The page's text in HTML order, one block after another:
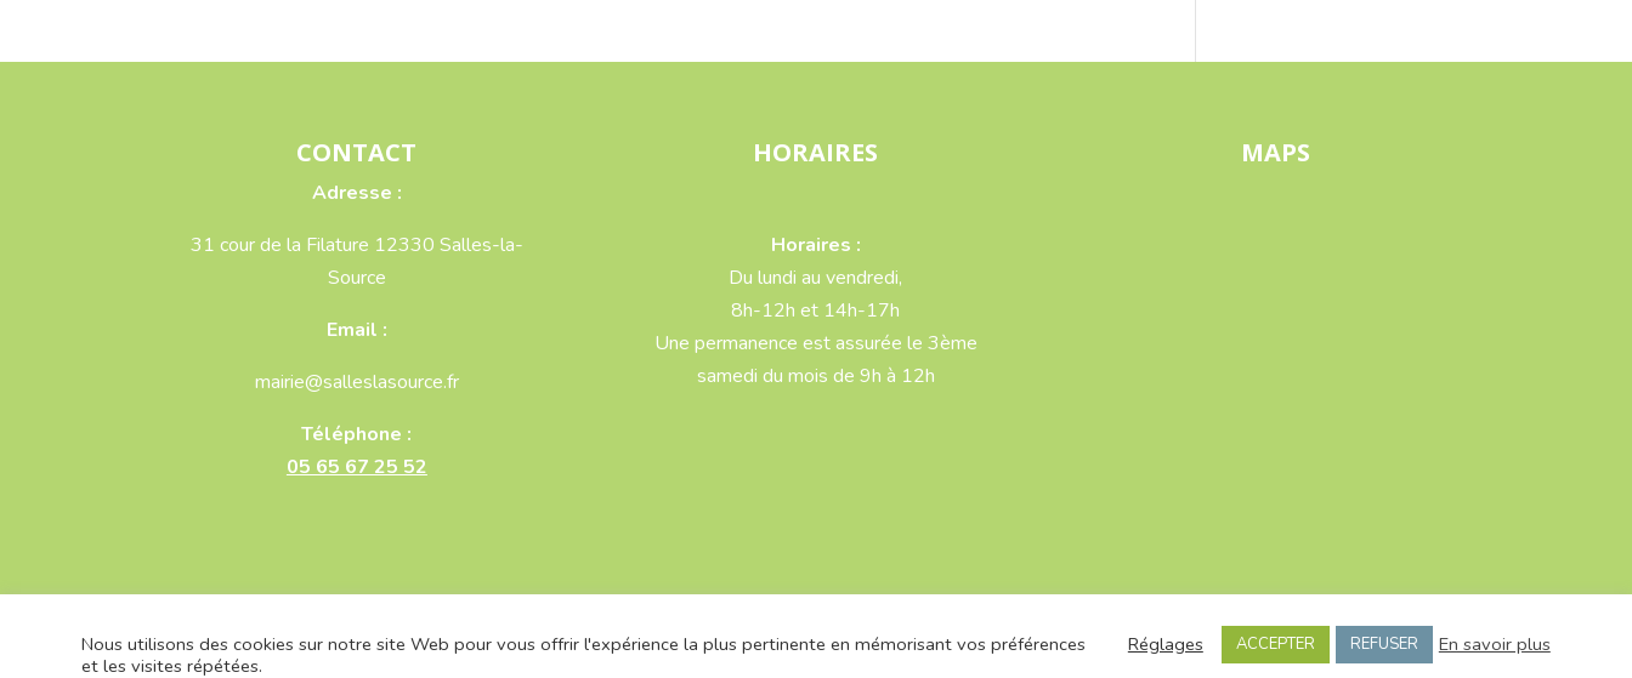
CONTACT
Adresse :
31 cour de la Filature 12330 Salles-la-
Source
Email :
mairie@salleslasource.fr
Téléphone :
05 65 67 25 52
HORAIRES
Horaires :
Du lundi au vendredi,
8h-12h et 14h-17h
Une permanence est assurée le 3ème
samedi du mois de 9h à 12h
MAPS
Mairie de Salles-la-Source - Mentions légales-RGPD| @2026 Réalisé par Linov
Nous utilisons des cookies sur notre site Web pour vous offrir l'expérience la plus pertinente en mémorisant vos préférences
et les visites répétées.
Réglages ACCEPTER REFUSER En savoir plus